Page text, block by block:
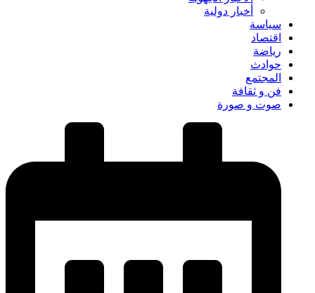
أخبار دولية
سياسة
اقتصاد
رياضة
حوادث
المجتمع
فن و ثقافة
صوت و صورة